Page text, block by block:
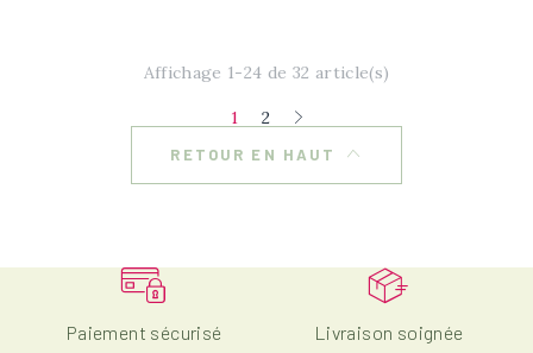
Affichage 1-24 de 32 article(s)
1 2
RETOUR EN HAUT
Paiement sécurisé Livraison soignée